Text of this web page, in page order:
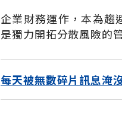
企業財務運作，本為趨
是獨力開拓分散風險的
每天被無數碎片訊息淹